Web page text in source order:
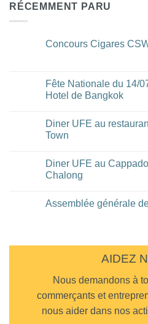
RÉCEMMENT PARU
Concours Cigares
Concours
Cigares
CSWC
Fête Nationale du 14/
Hotel de Bangkok
sur
Fête
Nationale
l’Eastin
Grand
Bangkok
Diner UFE au
Town
sur
Diner
UFE
DaMoreno
Diner UFE au
Chalong
sur
Assemblée générale
générale
Paris
AIDEZ
Nous demandons à
commerçants et
nous aider dans nos